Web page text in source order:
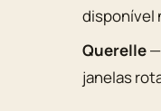
disponível
Querelle
janelas